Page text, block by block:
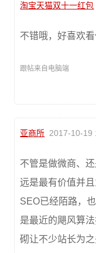
淘宝天猫双十一红包
不错哦，好喜欢看
跟帖来自电脑端
亚商所 2017-10-19
不管是做微商、
远是最有价值并
SEO已经陌路，
是最近的飓风算
砌让不少站长为之